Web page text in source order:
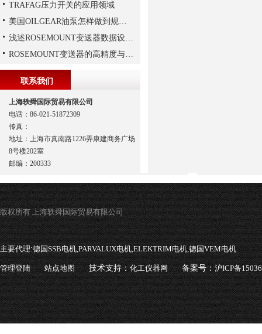
TRAFAG压力开关的应用领域
美国OILGEAR油泵怎样做到规范安装
浅述ROSEMOUNT变送器数据设置步骤
ROSEMOUNT变送器的高精度与高可靠性设计揭秘
联系我们
上海轶舜国际贸易有限公司
电话：86-021-51872309
传真：
地址：上海市真南路1226弄康建商务广场
8号楼202室
邮编：200333
版权所有 上海轶舜国际贸易有限公司
主要代理:德国SSB电机,PARVALUX电机,ELEKTRIM电机,德国VEM电机
管理登陆 站点地图 技术支持：化工仪器网 备案号：沪ICP备